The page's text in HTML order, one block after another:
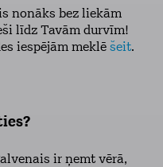
nonāks bez liekām
līdz Tavām durvīm!
iespējām meklē šeit.
ir ņemt vērā,